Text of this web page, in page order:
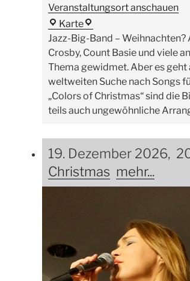
Veranstaltungsort anschauen
KarteBürgersaal
Roetgen
Jazz-Big-Band – Weihnachten?
Crosby, Count Basie und viele
Thema gewidmet. Aber es geht
weltweiten Suche nach Songs
„Colors of Christmas“ sind die
teils auch ungewöhnliche
19. Dezember 2026,
Christmas mehr...